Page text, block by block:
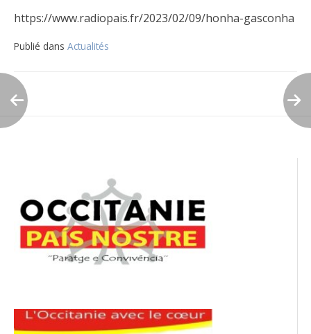
https://www.radiopais.fr/2023/02/09/honha-gasconha
Publié dans Actualités
Navigation
de